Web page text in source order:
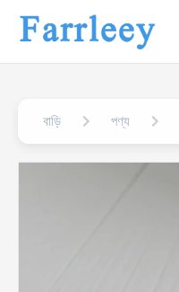
বাড়ি পণ্য